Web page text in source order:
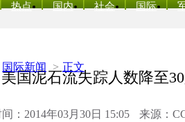
热点 国内 社会 国际
国际新闻 > 正文
美国泥石流失踪人数降至
：2014年03月30日 15:05 来源：